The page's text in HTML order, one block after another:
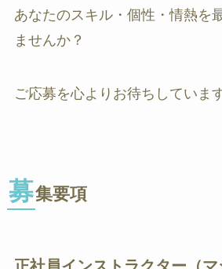
あなたのスキル・個性・情熱を
ませんか？
ご応募を心よりお待ちしています
募集要項